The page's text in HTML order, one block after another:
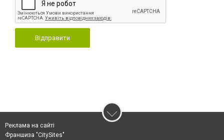
Відправити
Реклама на сайті
Франшиза "CitySites"